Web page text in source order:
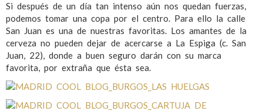
Si después de un día tan intenso aún nos quedan fuerzas,
podemos tomar una copa por el centro. Para ello la calle
San Juan es una de nuestras favoritas. Los amantes de la
cerveza no pueden dejar de acercarse a La Espiga (c. San
Juan, 22), donde a buen seguro darán con su marca
favorita, por extraña que ésta sea.